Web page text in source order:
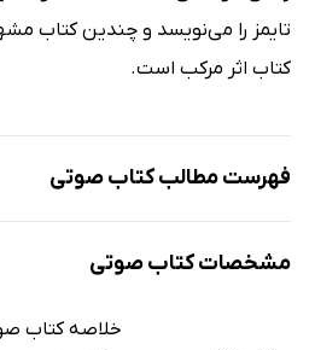
تایمز را می‌نویسد و چندین کتاب
کتاب اثر مرکب است.
فهرست مطالب کتاب صوتی
نمونه
مشخصات کتاب صوتی
خلاصه کتاب